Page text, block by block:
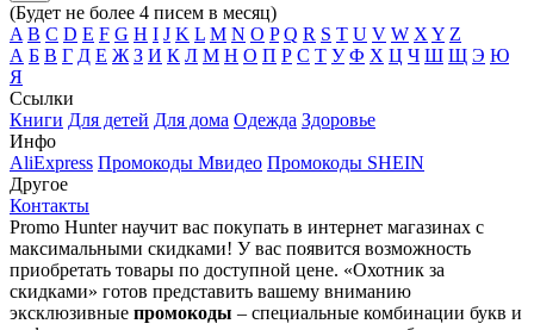
(Будет не более 4 писем в месяц)
A B C D E F G H I J K L M N O P Q R S T U V W X Y Z
А Б В Г Д Е Ж З И К Л М Н О П Р С Т У Ф Х Ц Ч Ш Щ Э Ю
Я
Ссылки
Книги Для детей Для дома Одежда Здоровье
Инфо
AliExpress Промокоды Мвидео Промокоды SHEIN
Другое
Контакты
Promo Hunter научит вас покупать в интернет магазинах с
максимальными скидками! У вас появится возможность
приобретать товары по доступной цене. «Охотник за
скидками» готов представить вашему вниманию
эксклюзивные промокоды – специальные комбинации букв и